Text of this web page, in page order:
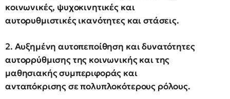
κοινωνικές, ψυχοκινητικές και
αυτορυθμιστικές ικανότητες και στάσεις.
2. Αυξημένη αυτοπεποίθηση και δυνατότητες
αυτορρύθμισης της κοινωνικής και της
μαθησιακής συμπεριφοράς και
ανταπόκρισης σε πολυπλοκότερους ρόλους.